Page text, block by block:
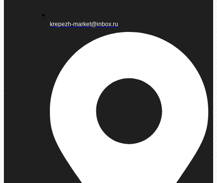
krepezh-market@inbox.ru